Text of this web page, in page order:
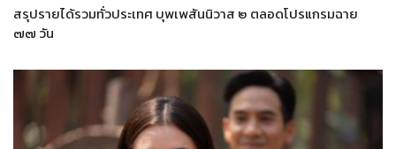
สรุปรายได้รวมทั่วประเทศ บุพเพสันนิวาส ๒ ตลอดโปรแกรมฉาย
๗๗ วัน